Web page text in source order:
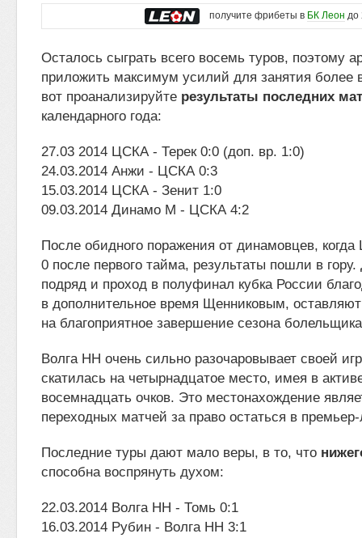
получите фрибеты в БК Леон до
Осталось сыграть всего восемь туров, поэтому
приложить максимум усилий для занятия более
вот проанализируйте результаты последних
календарного года:
27.03 2014 ЦСКА - Терек 0:0 (доп. вр. 1:0)
24.03.2014 Анжи - ЦСКА 0:3
15.03.2014 ЦСКА - Зенит 1:0
09.03.2014 Динамо М - ЦСКА 4:2
После обидного поражения от динамовцев,
0 после первого тайма, результаты пошли в
подряд и проход в полуфинал кубка России
в дополнительное время Щенниковым,
на благоприятное завершение сезона
Волга НН очень сильно разочаровывает своей
скатилась на четырнадцатое место, имея в
восемнадцать очков. Это местонахождение
переходных матчей за право остаться в премьер-
Последние туры дают мало веры, в то, что
способна воспрянуть духом:
22.03.2014 Волга НН - Томь 0:1
16.03.2014 Рубин - Волга НН 3:1